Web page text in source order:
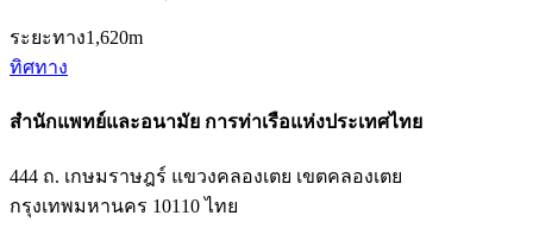
ระยะทาง1,620m
ทิศทาง
สำนักแพทย์และอนามัย การท่าเรือแห่งประเทศไทย
444 ถ. เกษมราษฎร์ แขวงคลองเตย เขตคลองเตย
กรุงเทพมหานคร 10110 ไทย